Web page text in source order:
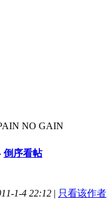
NO GAIN
倒序看帖
1-4 22:12 | 只看该作者